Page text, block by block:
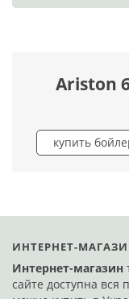
Ariston
купить
ИНТЕРНЕТ-
Интернет-магазин
сайте доступна вся